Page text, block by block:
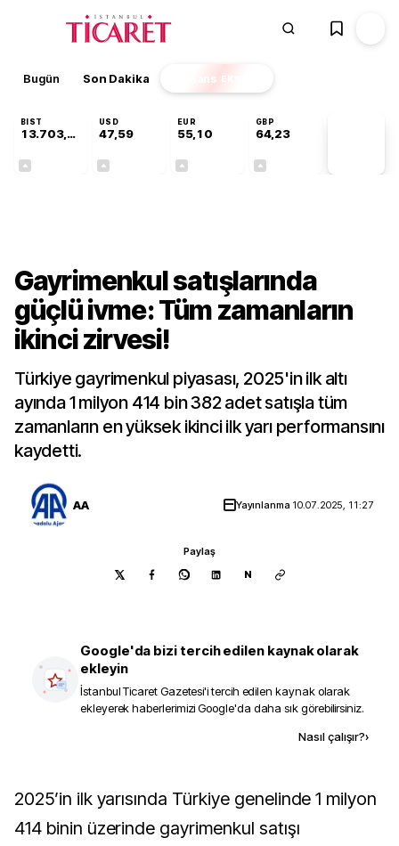
Bugün Son Dakika Finans EKSTRA
BIST
13.703,13
USD
47,59
EUR
55,10
GBP
64,23
Gayrimenkul satışlarında
güçlü ivme: Tüm zamanların
ikinci zirvesi!
Türkiye gayrimenkul piyasası, 2025'in ilk altı
ayında 1 milyon 414 bin 382 adet satışla tüm
zamanların en yüksek ikinci ilk yarı performansını
kaydetti.
AA Yayınlanma 10.07.2025, 11:27
Paylaş
N
Google'da bizi tercih edilen kaynak olarak
ekleyin
İstanbul Ticaret Gazetesi'i tercih edilen kaynak olarak
ekleyerek haberlerimizi Google'da daha sık görebilirsiniz.
Nasıl çalışır?›
2025’in ilk yarısında Türkiye genelinde 1 milyon
414 binin üzerinde gayrimenkul satışı